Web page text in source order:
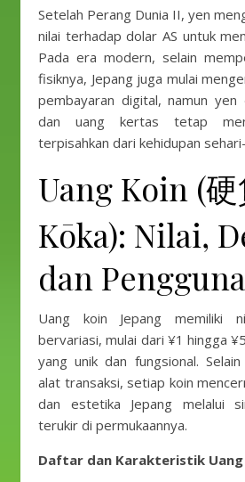
Setelah Perang Dunia II, yen
nilai terhadap dolar AS untuk
Pada era modern, selain
fisiknya, Jepang juga mulai
pembayaran digital, namun yen
dan uang kertas tetap
terpisahkan dari kehidupan
Uang Koin (
Kōka): Nilai,
dan
Uang koin Jepang memiliki
bervariasi, mulai dari ¥1 hingga
yang unik dan fungsional.
alat transaksi, setiap koin
dan estetika Jepang melalui
terukir di permukaannya.
Daftar dan Karakteristik Uang